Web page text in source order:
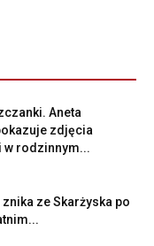
Aneta
zdjęcia
rodzinnym...
ze Skarżyska po